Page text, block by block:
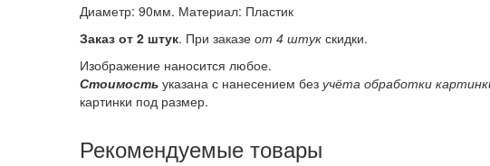
Диаметр: 90мм. Материал: Пластик
Заказ от 2 штук. При заказе от 4 штук скидки.
Изображение наносится любое.
Стоимость указана с нанесением без учёта обработки
картинки под размер.
Рекомендуемые товары